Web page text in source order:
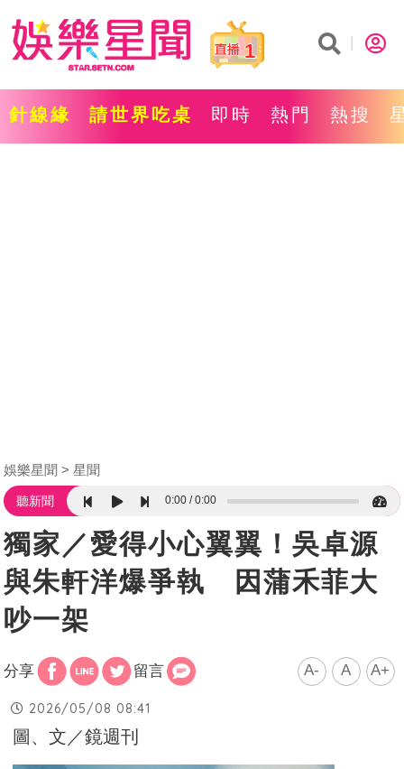
1
針線緣 請世界吃桌 即時 熱門 熱搜
娛樂星聞 星聞
聽新聞 0:00 0:00
獨家／愛得小心翼翼！吳卓源
與朱軒洋爆爭執 因蒲禾菲大
吵一架
分享 留言 A- A A+
2026/05/08 08:41
圖、文／鏡週刊